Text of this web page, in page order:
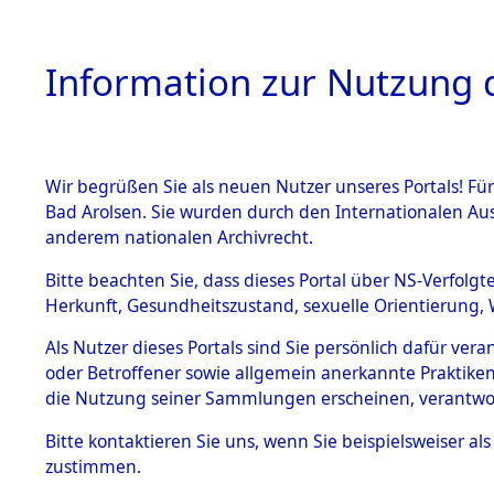
HOME
BESTÄNDE
Inhaftierungsdoku
mente
5. Verschiedenes
Todesmärsche
5.3.1 Alliierte
Information zur Nutzung
Wir begrüßen Sie als neuen Nutzer unseres Portals!
Bad Arolsen. Sie wurden durch den Internationalen
anderem nationalen Archivrecht.
Bitte beachten Sie, dass dieses Portal über NS-
Herkunft, Gesundheitszustand, sexuelle
Als Nutzer dieses Portals sind Sie persönlich dafür
oder Betroffener sowie allgemein anerkannte
die Nutzung seiner Sammlungen erscheinen,
Bitte kontaktieren Sie uns, wenn Sie beispielsweiser
zustimmen.